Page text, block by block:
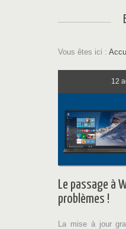
Vous êtes ici :
12
Le passage à
problèmes !
La mise à jour